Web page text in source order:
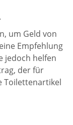
um Geld von
Empfehlung
jedoch helfen
der für
Toilettenartikel